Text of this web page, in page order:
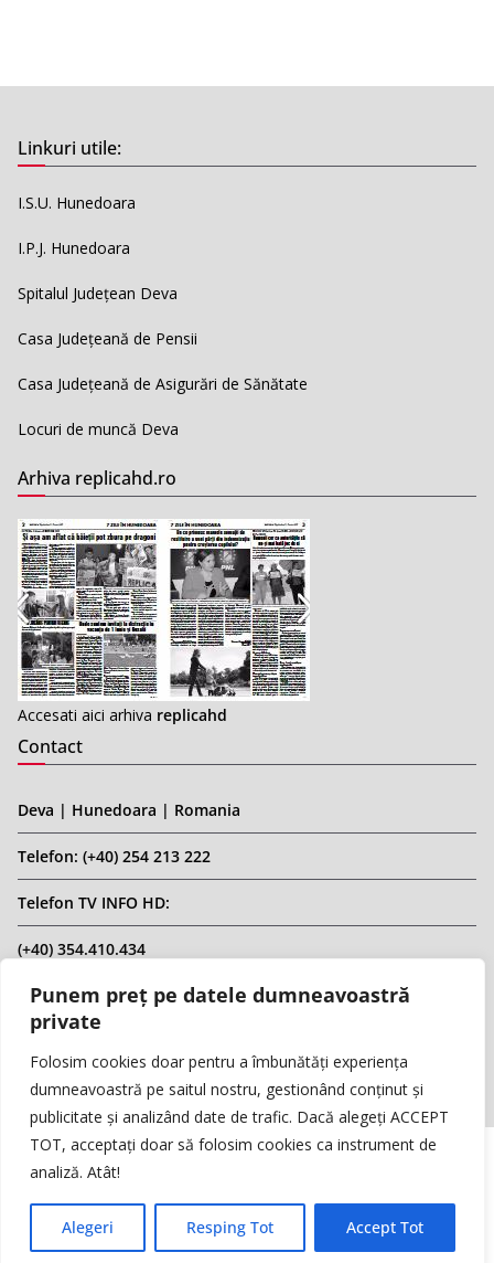
Punem preț pe datele dumneavoastră
private
Folosim cookies doar pentru a îmbunătăți experiența
dumneavoastră pe saitul nostru, gestionând conținut și
publicitate și analizând date de trafic. Dacă alegeți ACCEPT
TOT, acceptați doar să folosim cookies ca instrument de
analiză. Atât!
Alegeri Resping Tot Accept Tot
Linkuri utile:
I.S.U. Hunedoara
I.P.J. Hunedoara
Spitalul Județean Deva
Casa Județeană de Pensii
Casa Județeană de Asigurări de Sănătate
Locuri de muncă Deva
Arhiva replicahd.ro
Accesati aici arhiva replicahd
Contact
Deva | Hunedoara | Romania
Telefon: (+40) 254 213 222
Telefon TV INFO HD:
(+40) 354.410.434
Email: infohd20@gmail.com
Website: www.replicahd.ro